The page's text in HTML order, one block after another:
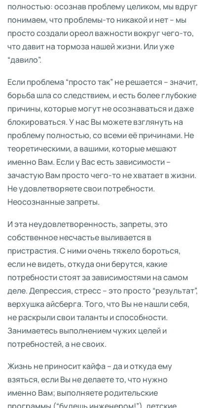
полностью: осознав проблему целиком, мы вдруг
понимаем, что проблемы-то никакой и нет – мы
просто создали ореол важности вокруг чего-то,
что давит на тормоза нашей жизни. Или уже
“давило”.
Если проблема “просто так” не решается – значит,
борьба шла со следствием, и есть более глубокие
причины, которые могут не осознаваться и даже
блокироваться. У нас Вы можете взглянуть на
проблему полностью, со всеми её причинами. Не
теоретическими, а вашими, которые мешают
именно Вам. Если у Вас есть зависимости –
зачастую Вам просто чего-то не хватает в жизни.
Не удовлетворяете свои потребности.
Неосознанные запреты.
И эта неудовлетворенность, запреты, это
собственное несчастье выливается в
пристрастия. С ними очень тяжело бороться,
если не видеть, откуда они берутся, какие
потребности стоят за зависимостями на самом
деле. Депрессия, стресс – это просто “результат”,
верхушка айсберга. Того, что Вы не нашли себя,
не раскрыли свои таланты и способности.
Занимаетесь выполнением чужих целей и
потребностей, а не своих.
Жизнь не приносит кайфа – да и откуда ему
взяться, если Вы не делаете то, что нужно
именно Вам; выполняете родительские